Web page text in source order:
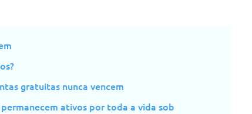
gratuitas nunca vencem
ativos por toda a vida sob